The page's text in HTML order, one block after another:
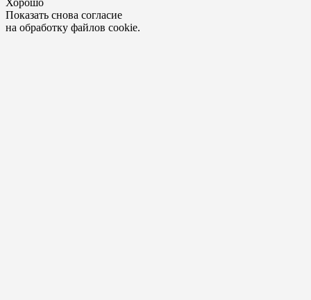
Хорошо
Показать снова согласие
на обработку файлов cookie.